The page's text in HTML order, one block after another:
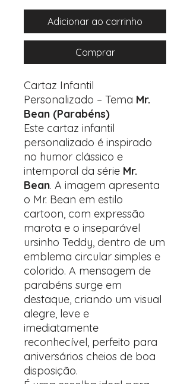
Adicionar ao carrinho
Comprar
Cartaz Infantil
Personalizado – Tema Mr.
Bean (Parabéns)
Este cartaz infantil
personalizado é inspirado
no humor clássico e
intemporal da série Mr.
Bean. A imagem apresenta
o Mr. Bean em estilo
cartoon, com expressão
marota e o inseparável
ursinho Teddy, dentro de um
emblema circular simples e
colorido. A mensagem de
parabéns surge em
destaque, criando um visual
alegre, leve e
imediatamente
reconhecível, perfeito para
aniversários cheios de boa
disposição.